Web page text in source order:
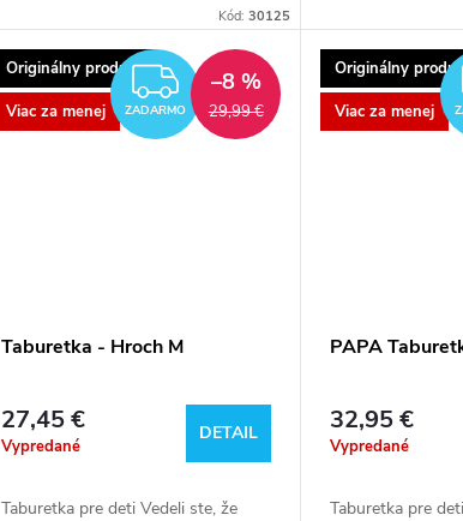
príchode na svet je pripravený učiť
sa...
Kód:30125
vesmíre“?
sa...
Originálny produkt
Viac za menej
ZADARMO
ZADARMO 29,99 €
–8 %
Taburetka - Hroch M
27,45 €
Vypredané
DETAIL
Taburetka pre deti Vedeli ste, že
Originálny
Viac za menej
PAPA
32,95 €
Vypredané
Taburetka pre